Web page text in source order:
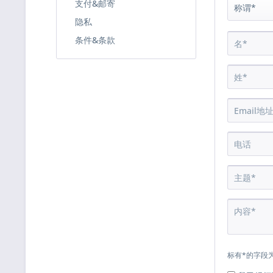
支付&邮寄
隐私
条件&条款
标有*的字段